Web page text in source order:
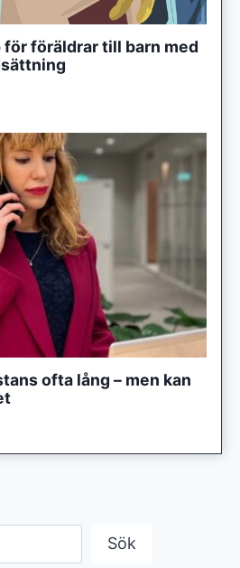
för föräldrar till barn med
ofta lång – men kan
Sök